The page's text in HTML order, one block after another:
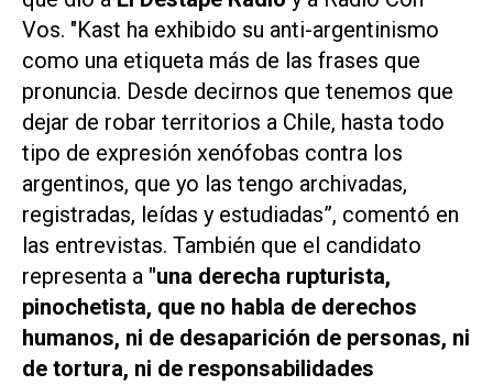
Vos. "Kast ha exhibido su anti-argentinismo
como una etiqueta más de las frases que
pronuncia. Desde decirnos que tenemos que
dejar de robar territorios a Chile, hasta todo
tipo de expresión xenófobas contra los
argentinos, que yo las tengo archivadas,
registradas, leídas y estudiadas”, comentó en
las entrevistas. También que el candidato
representa a "una derecha rupturista,
pinochetista, que no habla de derechos
humanos, ni de desaparición de personas, ni
de tortura, ni de responsabilidades